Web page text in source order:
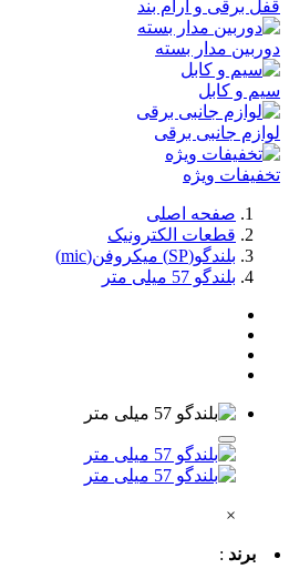
قفل برقی و آرام بند
دوربین مدار بسته
سیم و کابل
لوازم جانبی برقی
تخفیفات ویژه
صفحه اصلی
قطعات الکترونیک
بلندگو(SP) میکروفن(mic)
بلندگو 57 میلی متر
×
برند :